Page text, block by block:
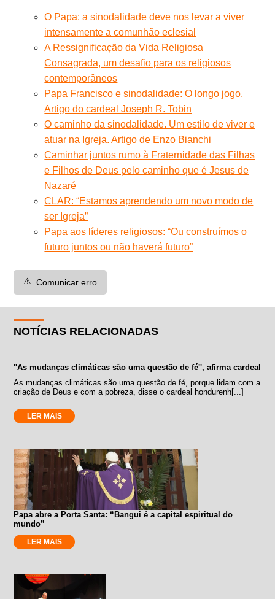
O Papa: a sinodalidade deve nos levar a viver
intensamente a comunhão eclesial
A Ressignificação da Vida Religiosa
Consagrada, um desafio para os religiosos
contemporâneos
Papa Francisco e sinodalidade: O longo jogo.
Artigo do cardeal Joseph R. Tobin
O caminho da sinodalidade. Um estilo de viver e
atuar na Igreja. Artigo de Enzo Bianchi
Caminhar juntos rumo à Fraternidade das Filhas
e Filhos de Deus pelo caminho que é Jesus de
Nazaré
CLAR: “Estamos aprendendo um novo modo de
ser Igreja”
Papa aos líderes religiosos: “Ou construímos o
futuro juntos ou não haverá futuro”
⚠️ Comunicar erro
NOTÍCIAS RELACIONADAS
''As mudanças climáticas são uma questão de fé'', afirma cardeal
As mudanças climáticas são uma questão de fé, porque lidam com a
criação de Deus e com a pobreza, disse o cardeal hondurenh[...]
LER MAIS
Papa abre a Porta Santa: “Bangui é a capital espiritual do
mundo”
LER MAIS